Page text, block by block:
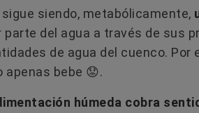
Leer más
siendo, metabólicamente,
del agua a través de sus
de agua del cuenco.
apenas bebe ​😟​.
húmeda cobra